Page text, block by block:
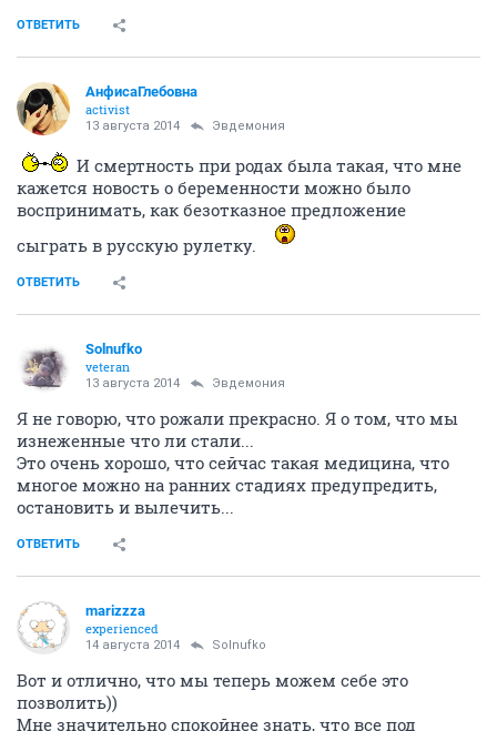
ОТВЕТИТЬ
АнфисаГлебовна
activist
13 августа 2014 Эвдемония
И смертность при родах была такая, что мне
кажется новость о беременности можно было
воспринимать, как безотказное предложение
сыграть в русскую рулетку.
ОТВЕТИТЬ
Solnufko
veteran
13 августа 2014 Эвдемония
Я не говорю, что рожали прекрасно. Я о том, что мы
изнеженные что ли стали...
Это очень хорошо, что сейчас такая медицина, что
многое можно на ранних стадиях предупредить,
остановить и вылечить...
ОТВЕТИТЬ
marizzza
experienced
14 августа 2014 Solnufko
Вот и отлично, что мы теперь можем себе это
позволить))
Мне значительно спокойнее знать, что все под